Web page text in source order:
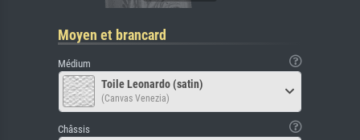
Moyen et brancard
Médium
Toile Leonardo (satin)
(Canvas Venezia)
Châssis